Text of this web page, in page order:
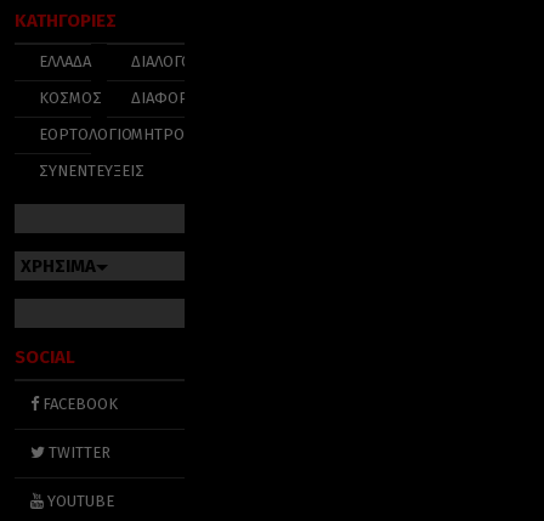
ΚΑΤΗΓΟΡΙΕΣ
ΕΛΛΑΔΑ
ΚΟΣΜΟΣ
ΕΟΡΤΟΛΟΓΙΟ
ΣΥΝΕΝΤΕΥΞΕΙΣ
ΔΙΑΛΟΓΟΣ
ΔΙΑΦΟΡΑ
ΜΗΤΡΟΠΟΛΕΙΣ
ΧΡΗΣΙΜΑ
SOCIAL
FACEBOOK
TWITTER
YOUTUBE